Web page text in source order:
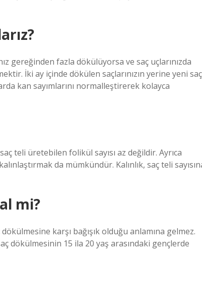
gereğinden fazla dökülüyorsa ve saç uçlarınızda
İki ay içinde dökülen saçlarınızın yerine yeni saç
kan sayımlarını normalleştirerek kolayca
teli üretebilen folikül sayısı az değildir. Ayrıca
da mümkündür. Kalınlık, saç teli
mi?
karşı bağışık olduğu anlamına gelmez.
dökülmesinin 15 ila 20 yaş arasındaki gençlerde